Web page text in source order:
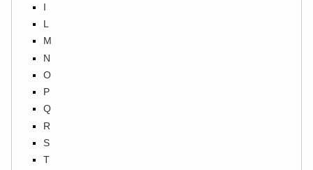
I
L
M
N
O
P
Q
R
S
T